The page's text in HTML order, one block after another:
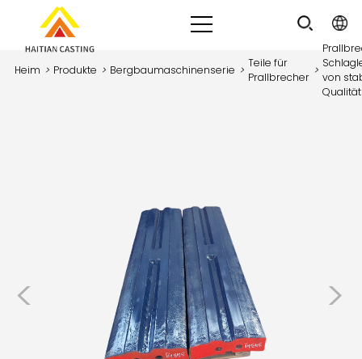
Heim > Produkte > Bergbaumaschinenserie >
Teile für
Prallbrecher
>
von
Qualität
>
<